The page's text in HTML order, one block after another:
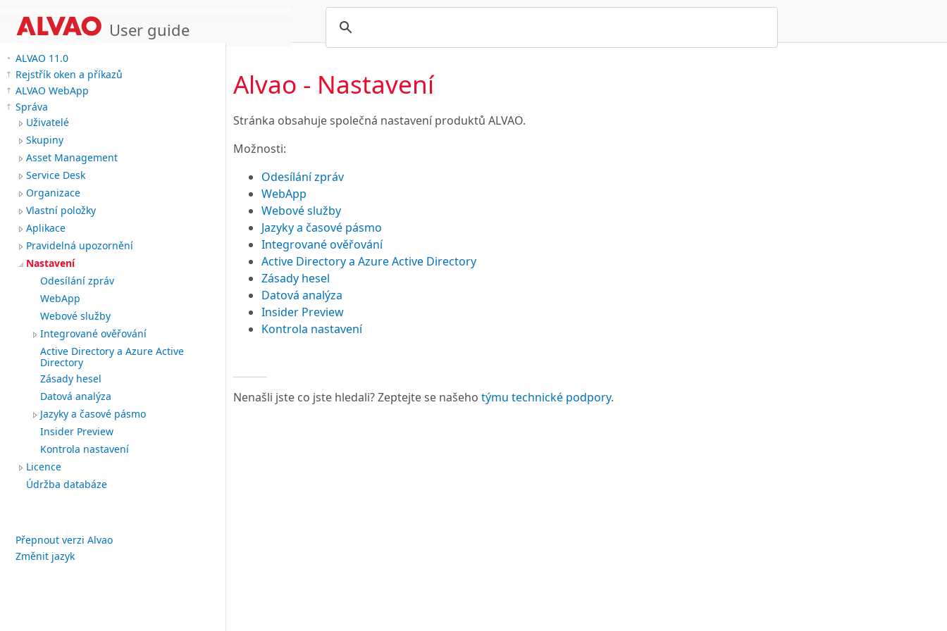
User guide
ALVAO 11.0
Rejstřík oken a příkazů
ALVAO WebApp
Správa
Uživatelé
Skupiny
Asset Management
Service Desk
Organizace
Vlastní položky
Aplikace
Pravidelná upozornění
Nastavení
Odesílání zpráv
WebApp
Webové služby
Integrované ověřování
Active Directory a Azure Active
Directory
Zásady hesel
Datová analýza
Jazyky a časové pásmo
Insider Preview
Kontrola nastavení
Licence
Údržba databáze
Přepnout verzi Alvao
Změnit jazyk
Alvao - Nastavení
Stránka obsahuje společná nastavení produktů ALVAO.
Možnosti:
Odesílání zpráv
WebApp
Webové služby
Jazyky a časové pásmo
Integrované ověřování
Active Directory a Azure Active Directory
Zásady hesel
Datová analýza
Insider Preview
Kontrola nastavení
Nenašli jste co jste hledali? Zeptejte se našeho týmu technické podpory.